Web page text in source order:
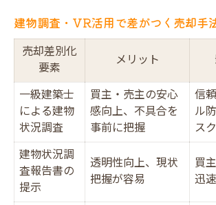
建物調査・VR活用で差がつく売却手
売却差別化
要素
メリット
一級建築士
による建物
状況調査
買主・売主の安心
感向上、不具合を
事前に把握
信
ル
ス
建物状況調
査報告書の
提示
透明性向上、現状
把握が容易
買
迅